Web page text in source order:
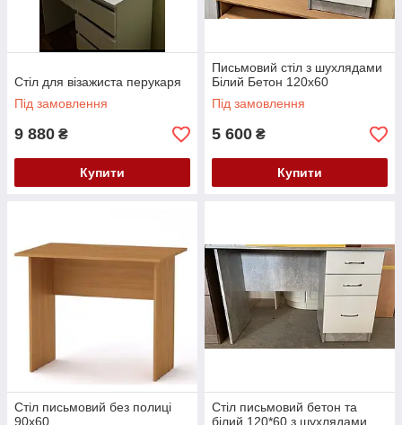
Стіл для візажиста перукаря
Під замовлення
9 880 ₴
Купити
Письмовий стіл з шухлядами
Білий Бетон 120х60
Під замовлення
5 600 ₴
Купити
Стіл письмовий без полиці
90х60
Стіл письмовий бетон та
білий 120*60 з шухлядами